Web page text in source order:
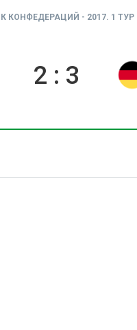
КОНФЕДЕРАЦИЙ - 2017. 1 ТУР
2 : 3